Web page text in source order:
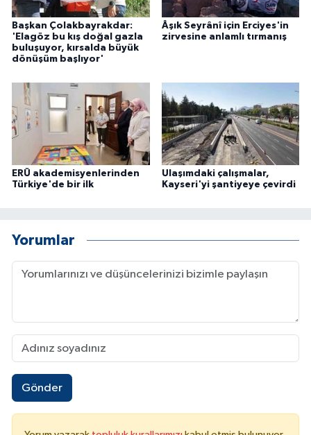
Başkan Çolakbayrakdar:
'Elagöz bu kış doğal gazla
buluşuyor, kırsalda büyük
dönüşüm başlıyor'
Âşık Seyrânî için Erciyes'in
zirvesine anlamlı tırmanış
ERÜ akademisyenlerinden
Türkiye'de bir ilk
Ulaşımdaki çalışmalar,
Kayseri'yi şantiyeye çevirdi
Yorumlar
Gönder